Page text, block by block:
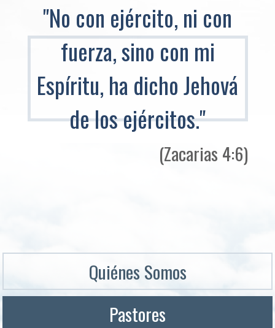
"No con ejército, ni con
fuerza, sino con mi
Espíritu, ha dicho Jehová
de los ejércitos."
(Zacarias 4:6)
Quiénes Somos
Pastores